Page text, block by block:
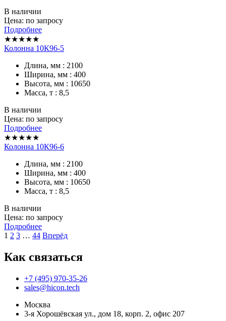
В наличии
Цена: по запросу
Подробнее
★★★★★
Колонна 10К96-5
Длина, мм : 2100
Ширина, мм : 400
Высота, мм : 10650
Масса, т : 8,5
В наличии
Цена: по запросу
Подробнее
★★★★★
Колонна 10К96-6
Длина, мм : 2100
Ширина, мм : 400
Высота, мм : 10650
Масса, т : 8,5
В наличии
Цена: по запросу
Подробнее
1 2 3 … 44 Вперёд
Как связаться
+7 (495) 970-35-26
sales@hicon.tech
Москва
3-я Хорошёвская ул., дом 18, корп. 2, офис 207